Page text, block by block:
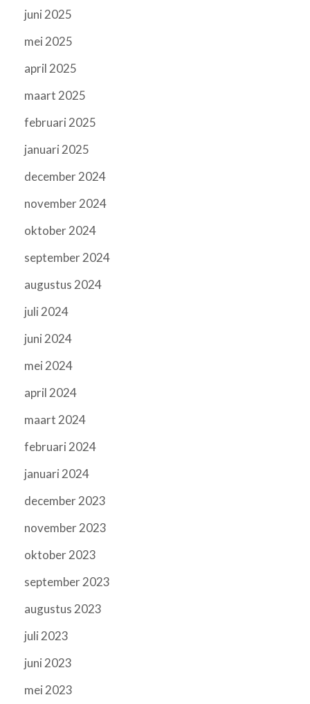
juni 2025
mei 2025
april 2025
maart 2025
februari 2025
januari 2025
december 2024
november 2024
oktober 2024
september 2024
augustus 2024
juli 2024
juni 2024
mei 2024
april 2024
maart 2024
februari 2024
januari 2024
december 2023
november 2023
oktober 2023
september 2023
augustus 2023
juli 2023
juni 2023
mei 2023